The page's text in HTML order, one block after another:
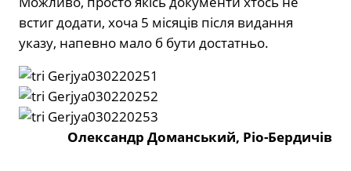
встиг додати, хоча 5 місяців після видання
указу, напевно мало б бути достатньо.
Олександр Доманський, Ріо-Бердичів